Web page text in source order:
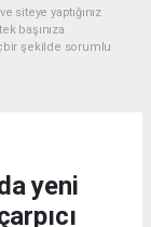
siteye yaptığınız
başınıza
şekilde sorumlu
yeni